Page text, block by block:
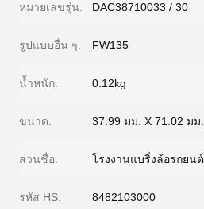
หมายเลขรุ่น: DAC38710033 / 30
รูปแบบอื่น ๆ: FW135
น้ำหนัก: 0.12kg
ขนาด: 37.99 มม. X 71.02 มม
ส่วนชื่อ: โรงงานแบริ่งล้อรถยน
รหัส HS: 8482103000